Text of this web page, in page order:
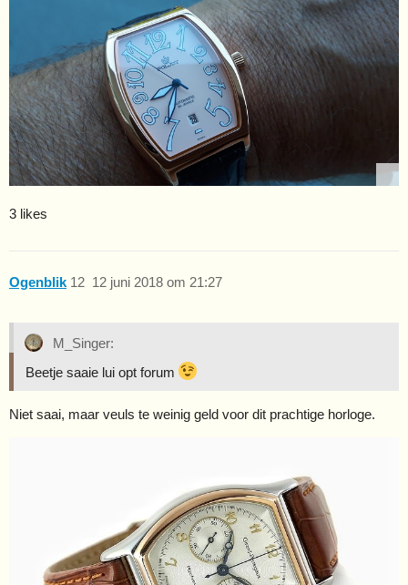
3 likes
Ogenblik 12 juni 2018 om 21:27
12
M_Singer:
Beetje saaie lui opt forum
Niet saai, maar veuls te weinig geld voor dit prachtige horloge.